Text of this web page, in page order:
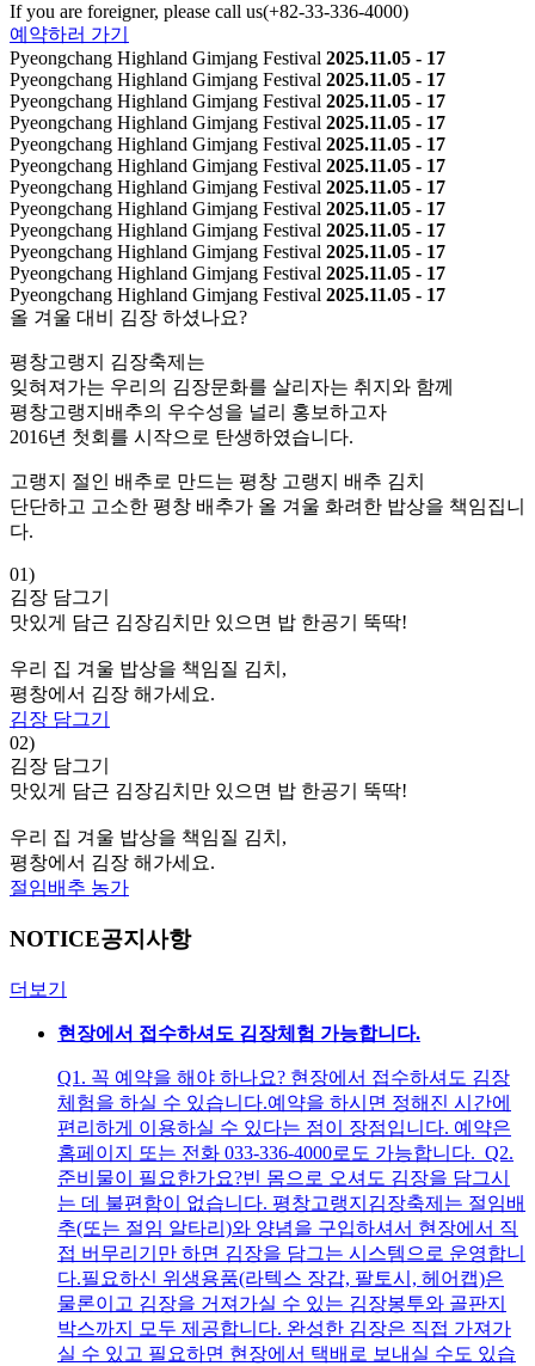
If you are foreigner, please call us(+82-33-336-4000)
예약하러 가기
Pyeongchang Highland Gimjang Festival 2025.11.05 - 17
Pyeongchang Highland Gimjang Festival 2025.11.05 - 17
Pyeongchang Highland Gimjang Festival 2025.11.05 - 17
Pyeongchang Highland Gimjang Festival 2025.11.05 - 17
Pyeongchang Highland Gimjang Festival 2025.11.05 - 17
Pyeongchang Highland Gimjang Festival 2025.11.05 - 17
Pyeongchang Highland Gimjang Festival 2025.11.05 - 17
Pyeongchang Highland Gimjang Festival 2025.11.05 - 17
Pyeongchang Highland Gimjang Festival 2025.11.05 - 17
Pyeongchang Highland Gimjang Festival 2025.11.05 - 17
Pyeongchang Highland Gimjang Festival 2025.11.05 - 17
Pyeongchang Highland Gimjang Festival 2025.11.05 - 17
올 겨울 대비 김장 하셨나요?
평창고랭지 김장축제는
잊혀져가는 우리의 김장문화를 살리자는 취지와 함께
평창고랭지배추의 우수성을 널리 홍보하고자
2016년 첫회를 시작으로 탄생하였습니다.
고랭지 절인 배추로 만드는 평창 고랭지 배추 김치
단단하고 고소한 평창 배추가 올 겨울 화려한 밥상을 책임집니
다.
01)
김장 담그기
맛있게 담근 김장김치만 있으면 밥 한공기 뚝딱!
우리 집 겨울 밥상을 책임질 김치,
평창에서 김장 해가세요.
김장 담그기
02)
김장 담그기
맛있게 담근 김장김치만 있으면 밥 한공기 뚝딱!
우리 집 겨울 밥상을 책임질 김치,
평창에서 김장 해가세요.
절임배추 농가
NOTICE공지사항
더보기
현장에서 접수하셔도 김장체험 가능합니다.
Q1. 꼭 예약을 해야 하나요? 현장에서 접수하셔도 김장
체험을 하실 수 있습니다.예약을 하시면 정해진 시간에
편리하게 이용하실 수 있다는 점이 장점입니다. 예약은
홈페이지 또는 전화 033-336-4000로도 가능합니다. Q2.
준비물이 필요한가요?빈 몸으로 오셔도 김장을 담그시
는 데 불편함이 없습니다. 평창고랭지김장축제는 절임배
추(또는 절임 알타리)와 양념을 구입하셔서 현장에서 직
접 버무리기만 하면 김장을 담그는 시스템으로 운영합니
다.필요하신 위생용품(라텍스 장갑, 팔토시, 헤어캡)은
물론이고 김장을 거져가실 수 있는 김장봉투와 골판지
박스까지 모두 제공합니다. 완성한 김장은 직접 가져가
실 수 있고 필요하면 현장에서 택배로 보내실 수도 있습